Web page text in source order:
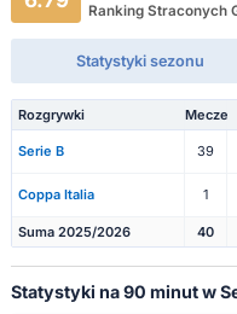
Ranking Straconych
Statystyki sezonu
Rozgrywki Mecze
Serie B 39
Coppa Italia 1
Suma 2025/2026 40
Statystyki na 90 minut w